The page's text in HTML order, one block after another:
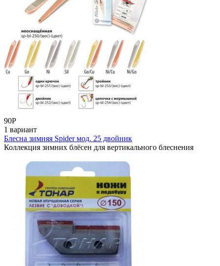
90Р
1 вариант
Блесна зимняя Spider мод. 25 двойник
Коллекция зимних блёсен для вертикального блеснения